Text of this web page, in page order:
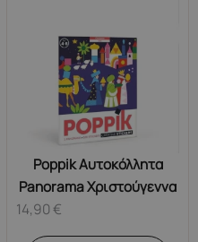
Poppik Αυτοκόλλητα
Panorama Χριστούγεννα
14,90€